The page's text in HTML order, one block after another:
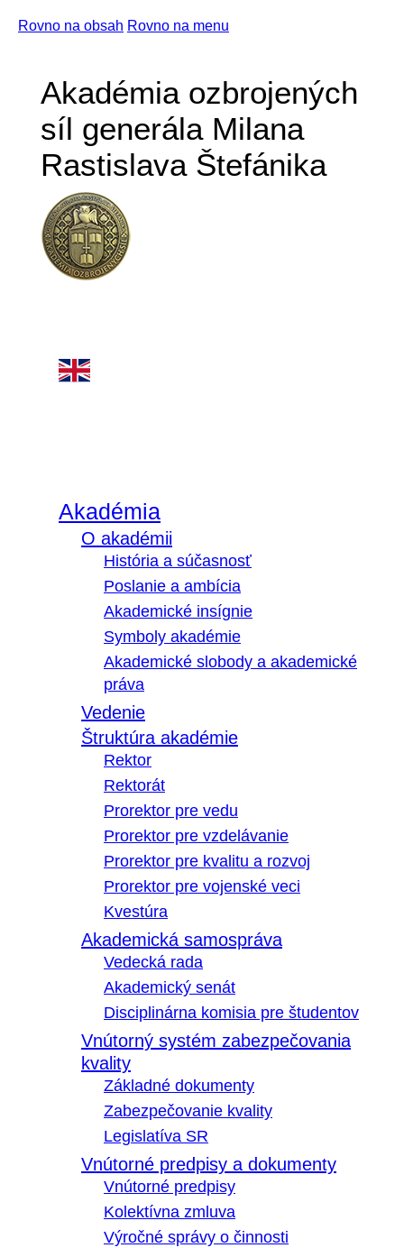
Rovno na obsah Rovno na menu
Akadémia ozbrojených
síl generála Milana
Rastislava Štefánika
Akadémia
O akadémii
História a súčasnosť
Poslanie a ambícia
Akademické insígnie
Symboly akadémie
Akademické slobody a akademické
práva
Vedenie
Štruktúra akadémie
Rektor
Rektorát
Prorektor pre vedu
Prorektor pre vzdelávanie
Prorektor pre kvalitu a rozvoj
Prorektor pre vojenské veci
Kvestúra
Akademická samospráva
Vedecká rada
Akademický senát
Disciplinárna komisia pre študentov
Vnútorný systém zabezpečovania
kvality
Základné dokumenty
Zabezpečovanie kvality
Legislatíva SR
Vnútorné predpisy a dokumenty
Vnútorné predpisy
Kolektívna zmluva
Výročné správy o činnosti